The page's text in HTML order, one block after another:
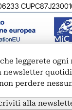
srl – Corso Vittorio
della protezione dei
Vittorio Emanuele
leggerete ogni
newsletter
perdere
alla